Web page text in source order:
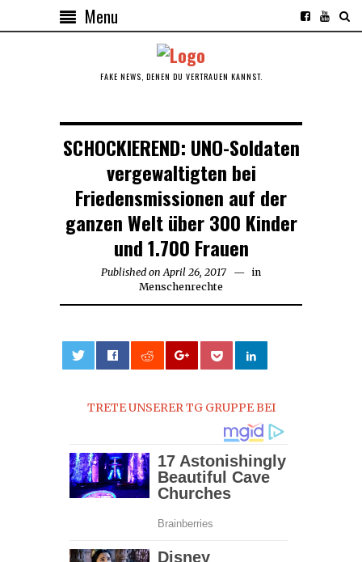
Menu
FAKE NEWS, DENEN DU VERTRAUEN KANNST.
SCHOCKIEREND: UNO-Soldaten
vergewaltigten bei
Friedensmissionen auf der
ganzen Welt über 300 Kinder
und 1.700 Frauen
Published on April 26, 2017
in
Menschenrechte
TRETE UNSERER TG GRUPPE BEI